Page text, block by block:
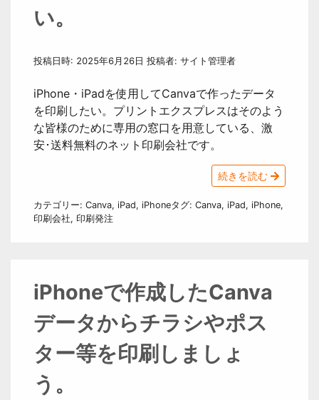
い。
投稿日時: 2025年6月26日 投稿者: サイト管理者
iPhone・iPadを使用してCanvaで作ったデータ
を印刷したい。プリントエクスプレスはそのよう
な皆様のために専用の窓口を用意している、激
安･送料無料のネット印刷会社です。
続きを読む
カテゴリー: Canva, iPad, iPhoneタグ: Canva, iPad, iPhone,
印刷会社, 印刷発注
iPhoneで作成したCanva
データからチラシやポス
ター等を印刷しましょ
う。